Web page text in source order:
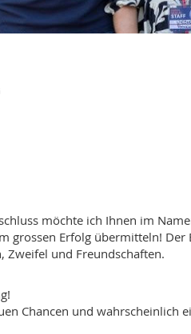
möchte ich Ihnen im
grossen Erfolg übermitteln!
Zweifel und Freundschaften.
Chancen und wahrscheinlich